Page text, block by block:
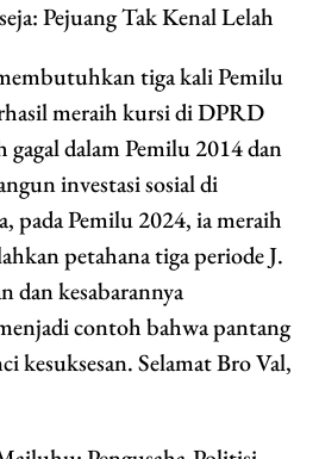
Pejuang Tak Kenal Lelah
tiga kali Pemilu
meraih kursi di DPRD
dalam Pemilu 2014 dan
investasi sosial di
pada Pemilu 2024, ia meraih
petahana tiga periode J.
dan kesabarannya
contoh bahwa pantang
kesuksesan. Selamat Bro Val,